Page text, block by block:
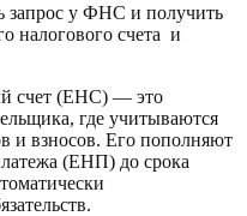
запрос у ФНС и получить
налогового счета и
счет (ЕНС) — это
где учитываются
и взносов. Его пополняют
(ЕНП) до срока